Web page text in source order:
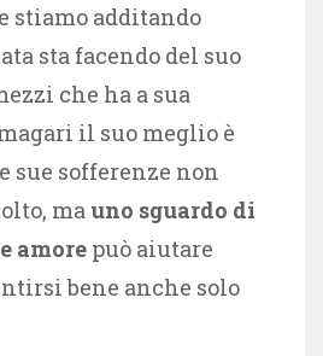
stiamo additando
sta facendo del suo
che ha a sua
il suo meglio è
sue sofferenze non
ma uno sguardo di
amore può aiutare
bene anche solo